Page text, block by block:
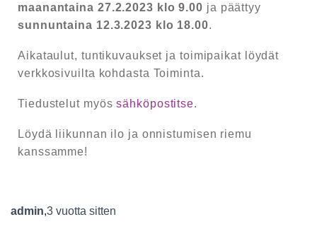
maanantaina 27.2.2023 klo 9.00 ja päättyy
sunnuntaina 12.3.2023 klo 18.00.
Aikataulut, tuntikuvaukset ja toimipaikat löydät
verkkosivuilta kohdasta Toiminta.
Tiedustelut myössähköpostitse.
Löydä liikunnan ilo ja onnistumisen riemu
kanssamme!
admin,3 vuotta sitten